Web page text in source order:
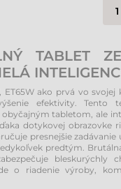
TABLET
ET65W ako prvá vo
efektivity. Tento
tabletom, ale
dotykovej obrazovke
presnejšie
predtým.
bleskurýchly
o riadenie výroby,